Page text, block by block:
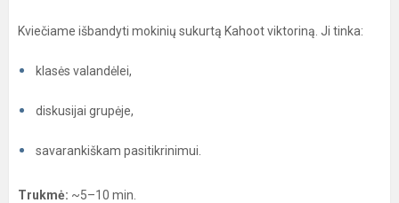
Kviečiame išbandyti mokinių sukurtą Kahoot viktoriną. Ji tinka:
klasės valandėlei,
diskusijai grupėje,
savarankiškam pasitikrinimui.
Trukmė: ~5–10 min.